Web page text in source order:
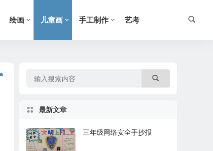
绘画 儿童画 手工制作 艺考
最新文章
三年级网络安全手抄报